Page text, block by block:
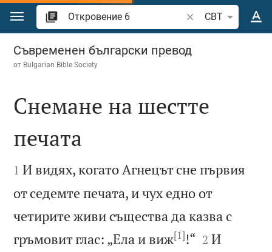
Преминете към съдържанието
Търсете стих или
CBT
Откровение 6
Съвременен български превод
от Bulgarian Bible Society

Снемане на шестте
печата

1 И видях, когато Агнецът сне първия
от седемте печата, и чух едно от
четирите живи същества да казва с
гръмовит глас: „Ела и виж[1]!“ 

2 И